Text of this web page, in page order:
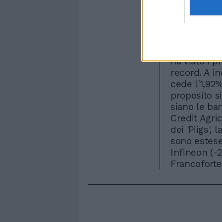
2%,
Street,
prezzi
lo spread
ha visto i
record. A
cede
proposito
siano le
Credit
dei 'Piigs',
sono
Infineon (-